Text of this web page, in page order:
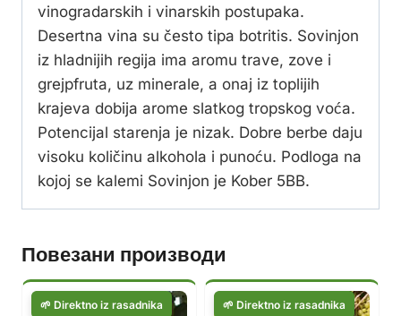
vinogradarskih i vinarskih postupaka.
Desertna vina su često tipa botritis. Sovinjon
iz hladnijih regija ima aromu trave, zove i
grejpfruta, uz minerale, a onaj iz toplijih
krajeva dobija arome slatkog tropskog voća.
Potencijal starenja je nizak. Dobre berbe daju
visoku količinu alkohola i punoću. Podloga na
kojoj se kalemi Sovinjon je Kober 5BB.
Повезани производи